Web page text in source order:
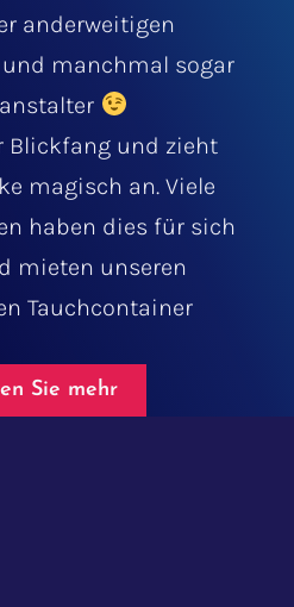
anderweitigen
manchmal sogar
Blickfang und zieht
magisch an. Viele
haben dies für sich
mieten unseren
Tauchcontainer
Sie mehr